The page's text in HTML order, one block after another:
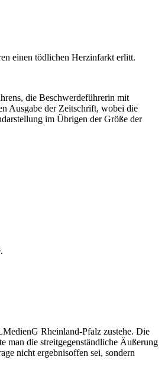
einen tödlichen Herzinfarkt erlitt.
die Beschwerdeführerin mit
Ausgabe der Zeitschrift, wobei die
im Übrigen der Größe der
Rheinland-Pfalz zustehe. Die
man die streitgegenständliche Äußerung
nicht ergebnisoffen sei, sondern